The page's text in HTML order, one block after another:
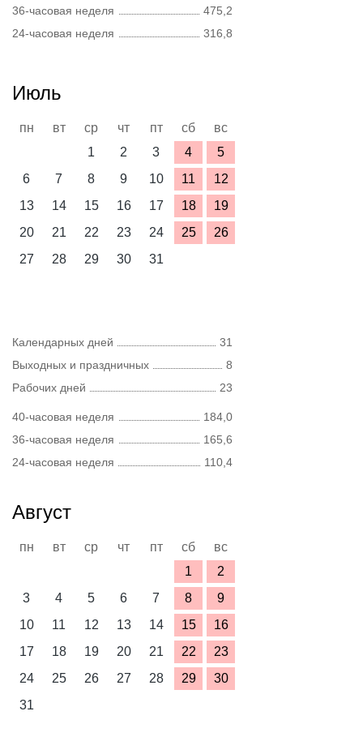
36-часовая неделя
475,2
24-часовая неделя
316,8
Июль
пн вт ср чт пт сб
вс
1
2 3 4
5
6
7 8 9 10 11
12
13
14 15 16 17 18
19
20
21 22 23 24 25
26
27
28 29 30 31
Календарных дней
31
Выходных и праздничных
8
Рабочих дней
23
40-часовая неделя
184,0
36-часовая неделя
165,6
24-часовая неделя
110,4
Август
пн вт ср чт пт сб
вс
1
2
3
4 5 6 7 8
9
10
11 12 13 14 15
16
17
18 19 20 21 22
23
24
25 26 27 28 29
30
31